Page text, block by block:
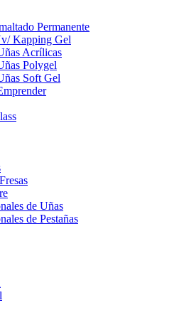
Permanente
Kapping Gel
Acrílicas
Polygel
Soft Gel
de Uñas
de Pestañas